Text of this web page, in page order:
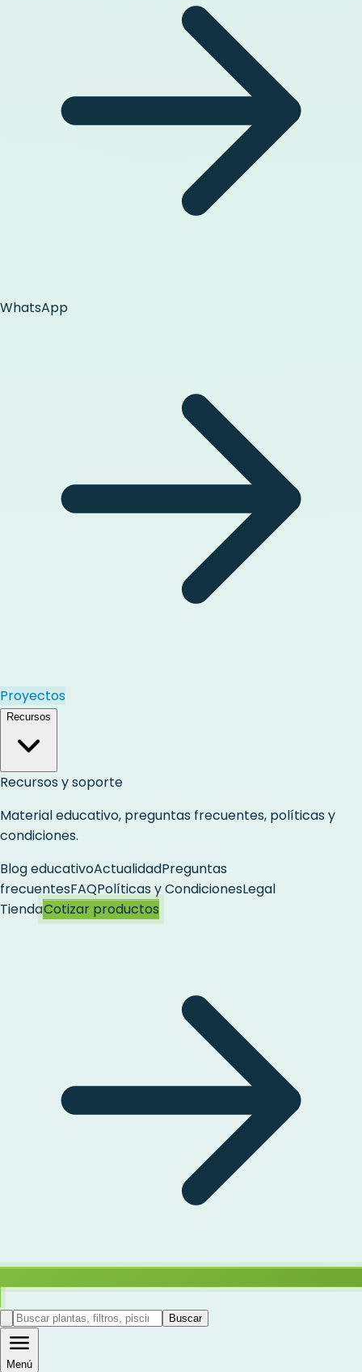
WhatsApp
Proyectos
Recursos
Recursos y soporte
Material educativo, preguntas frecuentes, políticas y
condiciones.
Blog educativoActualidadPreguntas
frecuentesFAQPolíticas y CondicionesLegal
TiendaCotizar productos
Buscar
Menú